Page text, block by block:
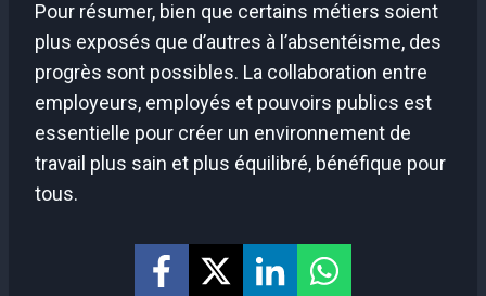
Pour résumer, bien que certains métiers soient
plus exposés que d’autres à l’absentéisme, des
progrès sont possibles. La collaboration entre
employeurs, employés et pouvoirs publics est
essentielle pour créer un environnement de
travail plus sain et plus équilibré, bénéfique pour
tous.